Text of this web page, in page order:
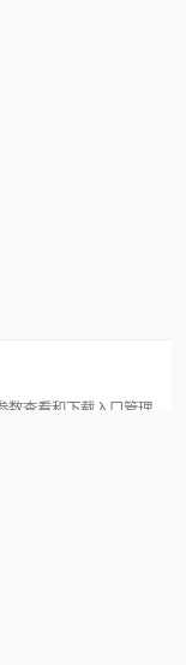
查看和下载入口管理。